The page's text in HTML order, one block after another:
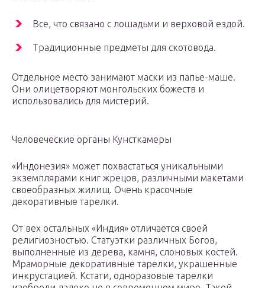
Все, что связано с лошадьми и верховой ездой.
Традиционные предметы для скотовода.
Отдельное место занимают маски из папье-маше.
Они олицетворяют монгольских божеств и
использовались для мистерий.
Человеческие органы Кунсткамеры
«Индонезия» может похвастаться уникальными
экземплярами книг жрецов, различными макетами
своеобразных жилищ. Очень красочные
декоративные тарелки.
От вех остальных «Индия» отличается своей
религиозностью. Статуэтки различных Богов,
выполненные из дерева, камня, слоновых костей.
Мраморные декоративные тарелки, украшенные
инкрустацией. Кстати, одноразовые тарелки